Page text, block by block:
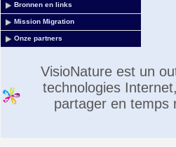
Bronnen en links
Mission Migration
Onze partners
VisioNature est un
technologies
partager en temps